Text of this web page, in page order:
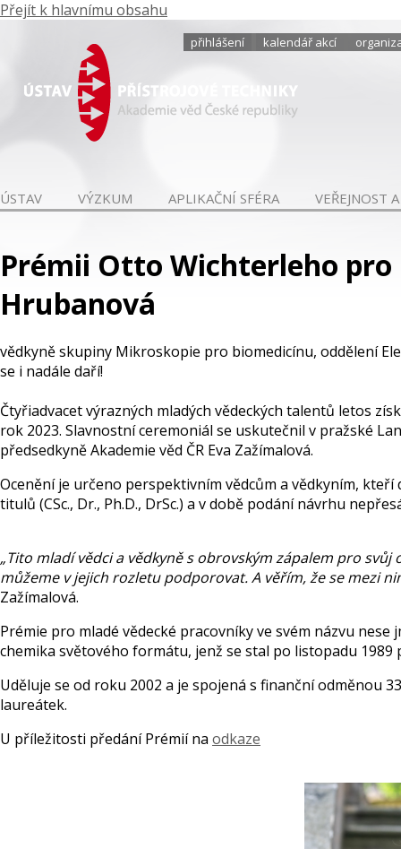
Přejít k hlavnímu obsahu
přihlášení kalendář akcí
ÚSTAV VÝZKUM APLIKAČNÍ SFÉRA VEŘEJNOST
Prémii Otto Wichterleho pro
Hrubanová
vědkyně skupiny Mikroskopie pro biomedicínu, oddělení
se i nadále daří!
Čtyřiadvacet výrazných mladých vědeckých talentů letos
rok 2023. Slavnostní ceremoniál se uskutečnil v pražské
předsedkyně Akademie věd ČR Eva Zažímalová.
Ocenění je určeno perspektivním vědcům a vědkyním,
titulů (CSc., Dr., Ph.D., DrSc.) a v době podání návrhu
„Tito mladí vědci a vědkyně s obrovským zápalem pro
můžeme v jejich rozletu podporovat. A věřím, že se mezi
Zažímalová.
Prémie pro mladé vědecké pracovníky ve svém názvu
chemika světového formátu, jenž se stal po listopadu 1989
Uděluje se od roku 2002 a je spojená s finanční odměnou
laureátek.
U příležitosti předání Prémií na odkaze